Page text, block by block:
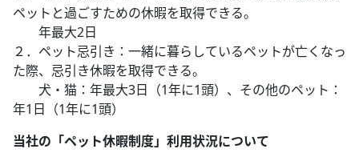
ペットと過ごすための休暇を取得できる。
年最大2日
２．ペット忌引き：一緒に暮らしているペットが亡くなっ
た際、忌引き休暇を取得できる。
犬・猫：年最大3日（1年に1頭）、その他のペット：
年1日（1年に1頭）
当社の「ペット休暇制度」利用状況について